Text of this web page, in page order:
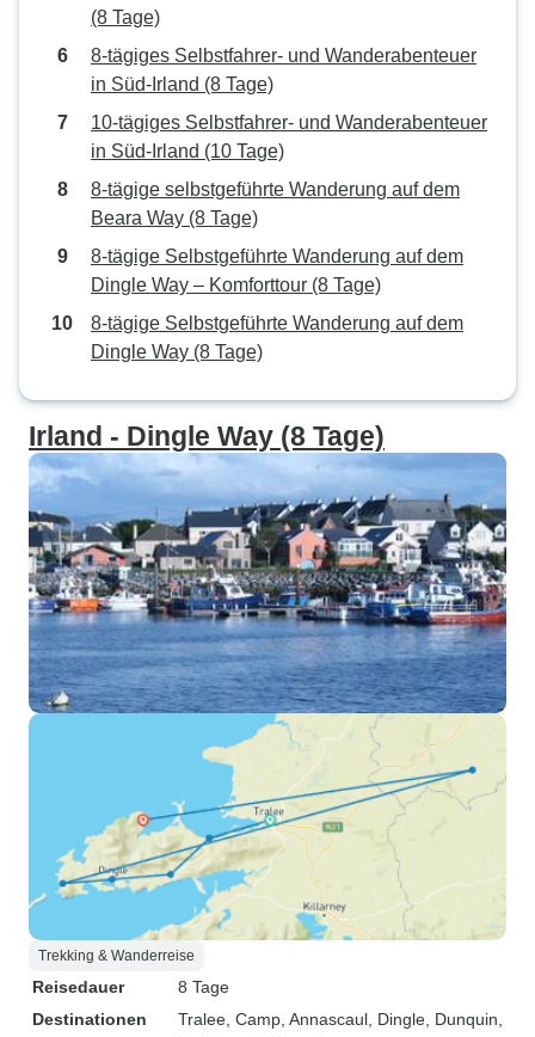
(8 Tage)
8‑tägiges Selbstfahrer- und Wanderabenteuer
in Süd-Irland (8 Tage)
10‑tägiges Selbstfahrer- und Wanderabenteuer
in Süd-Irland (10 Tage)
8-tägige selbstgeführte Wanderung auf dem
Beara Way (8 Tage)
8‑tägige Selbstgeführte Wanderung auf dem
Dingle Way – Komforttour (8 Tage)
8‑tägige Selbstgeführte Wanderung auf dem
Dingle Way (8 Tage)
Irland - Dingle Way (8 Tage)
Trekking & Wanderreise
Reisedauer
8 Tage
Destinationen
Tralee , Camp , Annascaul , Dingle , Dunquin